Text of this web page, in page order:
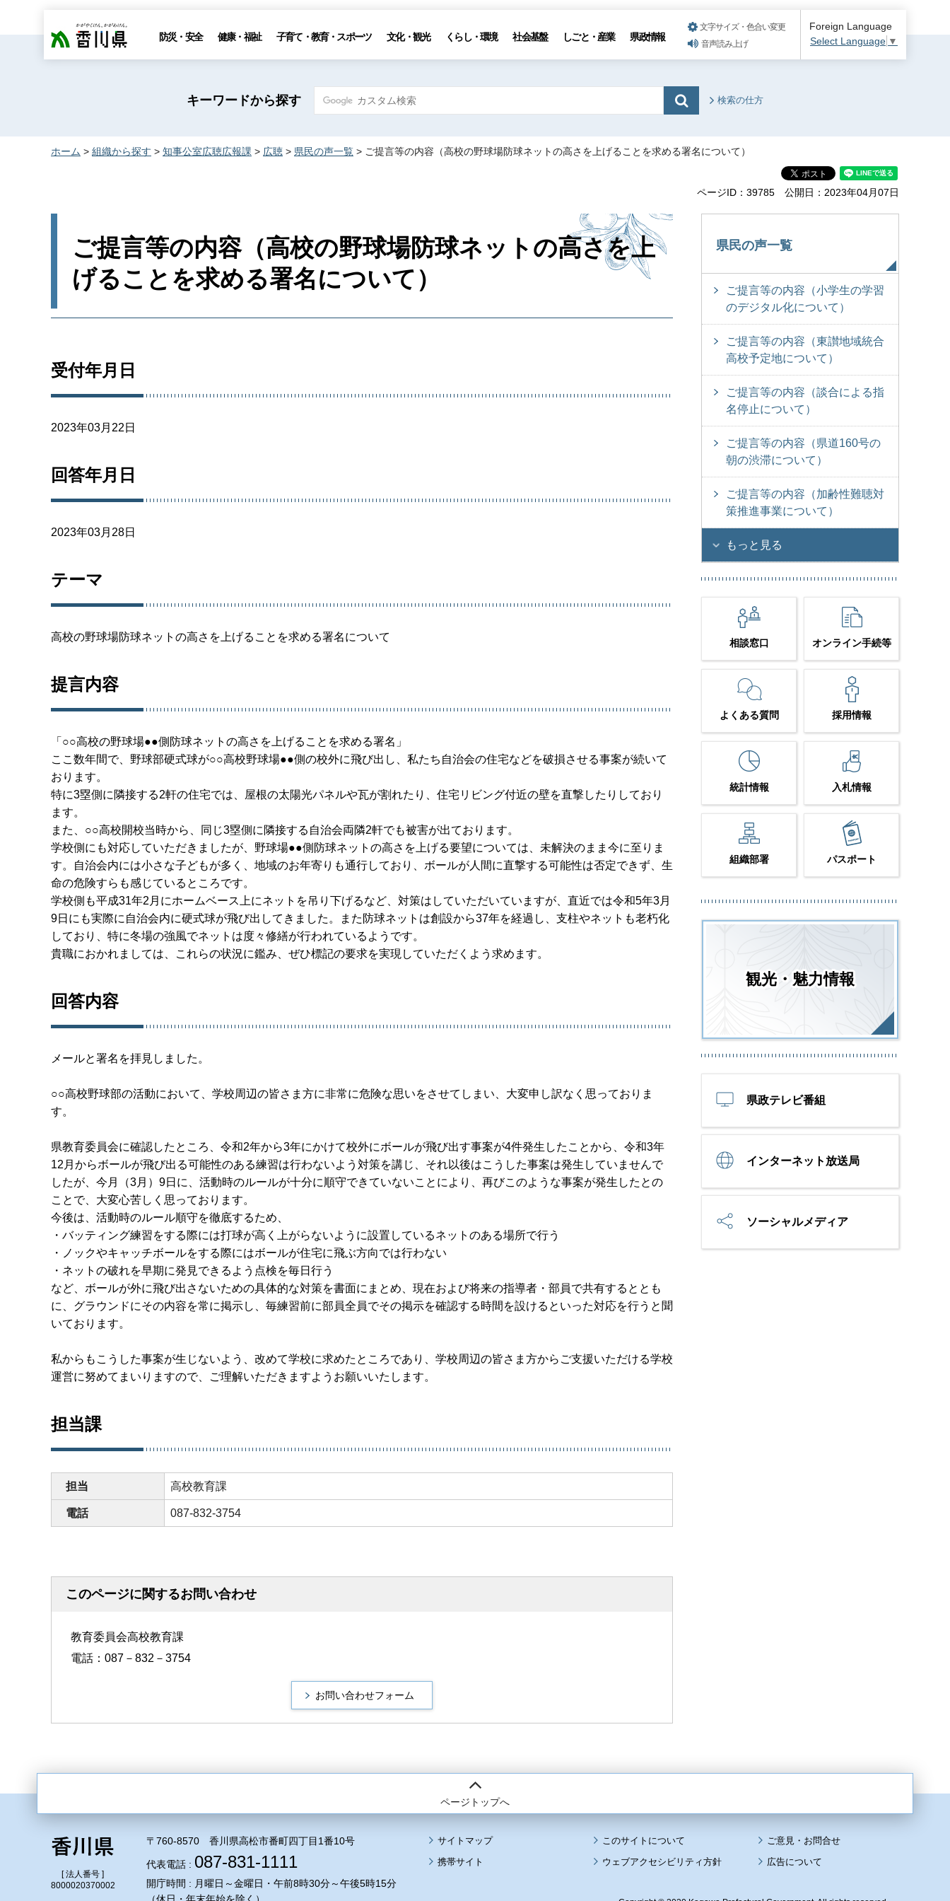
香川県 防災・安全 健康・福祉 子育て・教育・スポーツ 文化・観光 くらし・環境 社会基盤 しごと・産業 県政情報
文字サイズ・色合い変更
音声読み上げ
Foreign Language
Select Language ▼
キーワードから探す 検索の仕方
ホーム > 組織から探す > 知事公室広聴広報課 > 広聴 > 県民の声一覧 > ご提言等の内容（高校の野球場防球ネットの高さを上げることを求める署名について）
ページID：39785 公開日：2023年04月07日
ご提言等の内容（高校の野球場防球ネットの高さを上
げることを求める署名について）
受付年月日
2023年03月22日
回答年月日
2023年03月28日
テーマ
高校の野球場防球ネットの高さを上げることを求める署名について
提言内容
「○○高校の野球場●●側防球ネットの高さを上げることを求める署名」
ここ数年間で、野球部硬式球が○○高校野球場●●側の校外に飛び出し、私たち自治会の住宅などを破損させる事案が続いて
おります。
特に3塁側に隣接する2軒の住宅では、屋根の太陽光パネルや瓦が割れたり、住宅リビング付近の壁を直撃したりしており
ます。
また、○○高校開校当時から、同じ3塁側に隣接する自治会両隣2軒でも被害が出ております。
学校側にも対応していただきましたが、野球場●●側防球ネットの高さを上げる要望については、未解決のまま今に至りま
す。自治会内には小さな子どもが多く、地域のお年寄りも通行しており、ボールが人間に直撃する可能性は否定できず、生
命の危険すらも感じているところです。
学校側も平成31年2月にホームベース上にネットを吊り下げるなど、対策はしていただいていますが、直近では令和5年3月
9日にも実際に自治会内に硬式球が飛び出してきました。また防球ネットは創設から37年を経過し、支柱やネットも老朽化
しており、特に冬場の強風でネットは度々修繕が行われているようです。
貴職におかれましては、これらの状況に鑑み、ぜひ標記の要求を実現していただくよう求めます。
回答内容
メールと署名を拝見しました。
○○高校野球部の活動において、学校周辺の皆さま方に非常に危険な思いをさせてしまい、大変申し訳なく思っておりま
す。
県教育委員会に確認したところ、令和2年から3年にかけて校外にボールが飛び出す事案が4件発生したことから、令和3年
12月からボールが飛び出る可能性のある練習は行わないよう対策を講じ、それ以後はこうした事案は発生していませんで
したが、今月（3月）9日に、活動時のルールが十分に順守できていないことにより、再びこのような事案が発生したとの
ことで、大変心苦しく思っております。
今後は、活動時のルール順守を徹底するため、
・バッティング練習をする際には打球が高く上がらないように設置しているネットのある場所で行う
・ノックやキャッチボールをする際にはボールが住宅に飛ぶ方向では行わない
・ネットの破れを早期に発見できるよう点検を毎日行う
など、ボールが外に飛び出さないための具体的な対策を書面にまとめ、現在および将来の指導者・部員で共有するととも
に、グラウンドにその内容を常に掲示し、毎練習前に部員全員でその掲示を確認する時間を設けるといった対応を行うと聞
いております。
私からもこうした事案が生じないよう、改めて学校に求めたところであり、学校周辺の皆さま方からご支援いただける学校
運営に努めてまいりますので、ご理解いただきますようお願いいたします。
担当課
担当 高校教育課
電話 087-832-3754
このページに関するお問い合わせ
教育委員会高校教育課
電話：087－832－3754
県民の声一覧
ご提言等の内容（小学生の学習
のデジタル化について）
ご提言等の内容（東讃地域統合
高校予定地について）
ご提言等の内容（談合による指
名停止について）
ご提言等の内容（県道160号の
朝の渋滞について）
ご提言等の内容（加齢性難聴対
策推進事業について）
もっと見る
相談窓口 オンライン手続等
よくある質問 採用情報
統計情報 入札情報
組織部署 パスポート
観光・魅力情報
県政テレビ番組
インターネット放送局
ソーシャルメディア
ページトップへ
[ 法人番号 ]
8000020370002
〒760-8570 香川県高松市番町四丁目1番10号
代表電話 : 087-831-1111
開庁時間 : 月曜日～金曜日・午前8時30分～午後5時15分
サイトマップ
このサイトについて
携帯サイト
ウェブアクセシビリティ方針 広告について